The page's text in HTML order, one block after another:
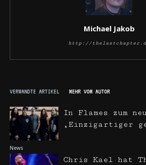
Michael Jakob
http://
VERWANDTE ARTIKEL MEHR VOM AUTOR
News
In Flames zum
„Einzigartiger
Chris Kael hat